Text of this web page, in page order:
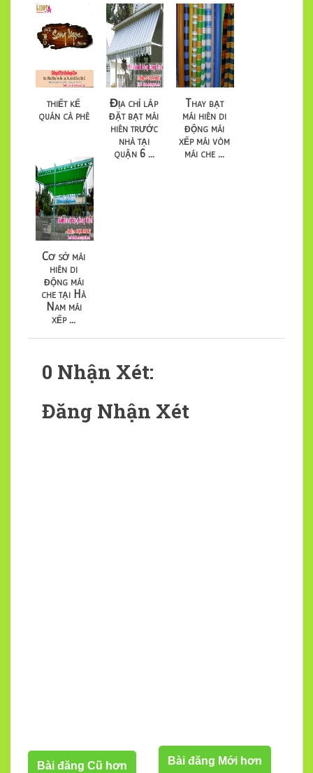
thiết kế
quán cà phê
Địa chỉ lắp
đặt bạt mái
hiên trước
nhà tại
quận 6 ...
Thay bạt
mái hiên di
động mái
xếp mái vòm
mái che ...
Cơ sở mái
hiên di
động mái
che tại Hà
Nam mái
xếp ...
0 Nhận Xét:
Đăng Nhận Xét
Bài đăng Mới hơn
Bài đăng Cũ hơn